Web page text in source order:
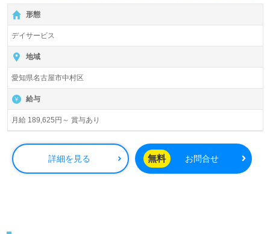
【無料】で皆さんの転職活動をサポートいたします。
形態
デイサービス
地域
愛知県名古屋市中村区
給与
月給 189,625円～ 賞与あり
詳細を見る 無料 お問合せ